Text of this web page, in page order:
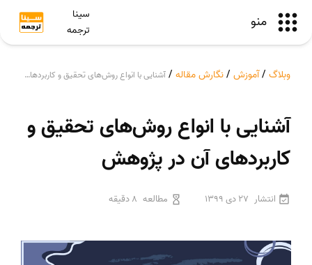
منو
سینا
ترجمه
وبلاگ /آموزش /نگارش مقاله / آشنایی با انواع روش‌های تحقیق و کاربردهای آن در پژوهش
آشنایی با انواع روش‌های تحقیق و
کاربردهای آن در پژوهش
انتشار 27 دی 1399 مطالعه 8 دقیقه